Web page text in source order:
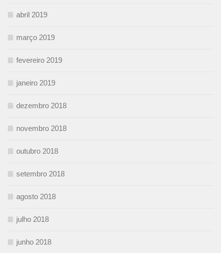
abril 2019
março 2019
fevereiro 2019
janeiro 2019
dezembro 2018
novembro 2018
outubro 2018
setembro 2018
agosto 2018
julho 2018
junho 2018